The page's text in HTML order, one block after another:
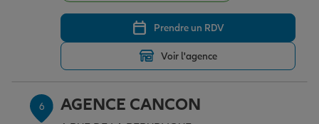
Prendre un RDV
Voir l'agence
6 AGENCE CANCON